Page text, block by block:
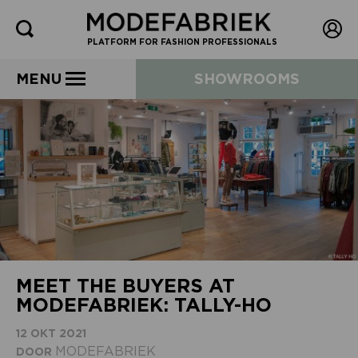
PLATFORM FOR FASHION PROFESSIONALS
MENU SHOWROOMS
MEET THE BUYERS AT
MODEFABRIEK: TALLY-HO
12 OKT 2021
DOOR MODEFABRIEK